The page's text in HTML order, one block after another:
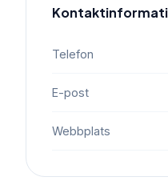
Telefon
E-post
Webbplats